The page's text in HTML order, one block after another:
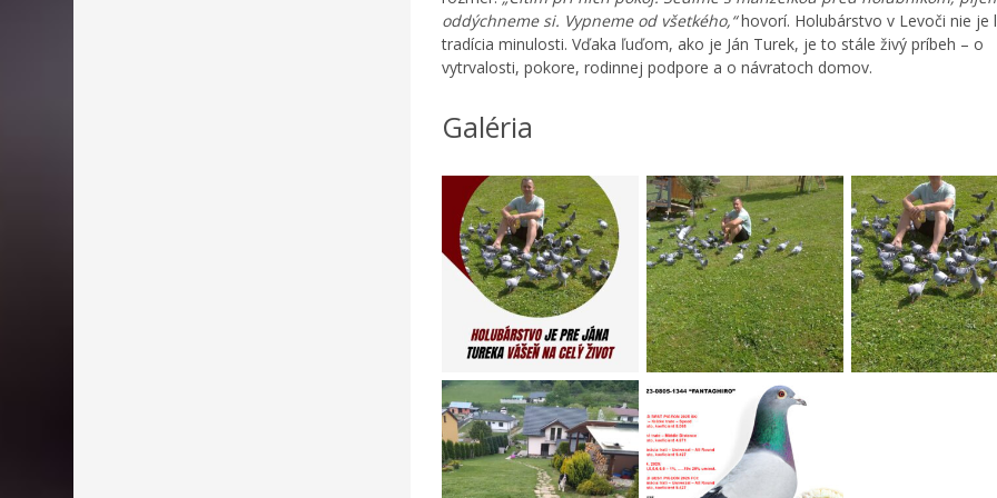
oddýchneme si. Vypneme od všetkého,“hovorí. Holubárstvo v Levoči nie je
tradícia minulosti. Vďaka ľuďom, ako je Ján Turek, je to stále živý príbeh – o
vytrvalosti, pokore, rodinnej podpore a o návratoch domov.
Galéria